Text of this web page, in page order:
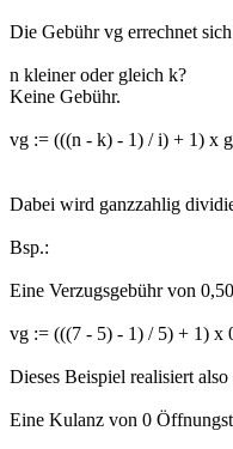
Die Gebühr vg errechnet
n kleiner oder gleich k?
Keine Gebühr.
vg := (((n - k) - 1) / i) + 1) x g
Dabei wird ganzzahlig
Bsp.:
Eine Verzugsgebühr von
vg := (((7 - 5) - 1) / 5) + 1) x
Dieses Beispiel realisiert
Eine Kulanz von 0